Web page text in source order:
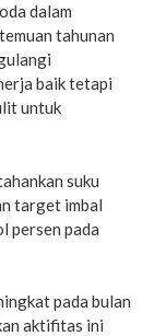
dalam
tahunan
baik tetapi
untuk
suku
target imbal
persen pada
pada bulan
aktifitas ini